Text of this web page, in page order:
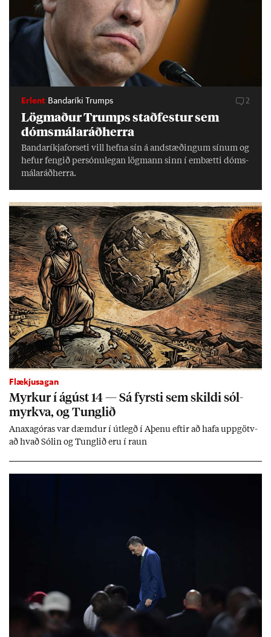
Erlent Bandaríki Trumps 2
Lög­mað­ur Trumps stað­fest­ur sem
dóms­mála­ráð­herra
Banda­ríkja­for­seti vill hefna sín á and­stæð­ing­um sín­um og
hef­ur feng­ið per­sónu­leg­an lög­mann sinn í embætti dóms­
mála­ráð­herra.
Flækjusagan
Myrk­ur í ág­úst 14 — Sá fyrsti sem skildi sól­
myrkva, og Tungl­ið
An­axagór­as var dæmd­ur í út­legð í Aþenu eft­ir að hafa upp­götv­
að hvað Sól­in og Tungl­ið eru í raun